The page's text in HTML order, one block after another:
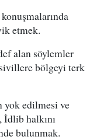
etmek.
alan söylemler
bölgeyi terk
edilmesi ve
halkını
bulunmak.